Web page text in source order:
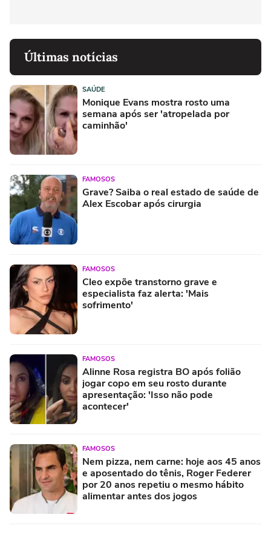
Últimas notícias
SAÚDE
Monique Evans mostra rosto uma
semana após ser 'atropelada por
caminhão'
FAMOSOS
Grave? Saiba o real estado de saúde de
Alex Escobar após cirurgia
FAMOSOS
Cleo expõe transtorno grave e
especialista faz alerta: 'Mais
sofrimento'
FAMOSOS
Alinne Rosa registra BO após folião
jogar copo em seu rosto durante
apresentação: 'Isso não pode
acontecer'
FAMOSOS
Nem pizza, nem carne: hoje aos 45 anos
e aposentado do tênis, Roger Federer
por 20 anos repetiu o mesmo hábito
alimentar antes dos jogos